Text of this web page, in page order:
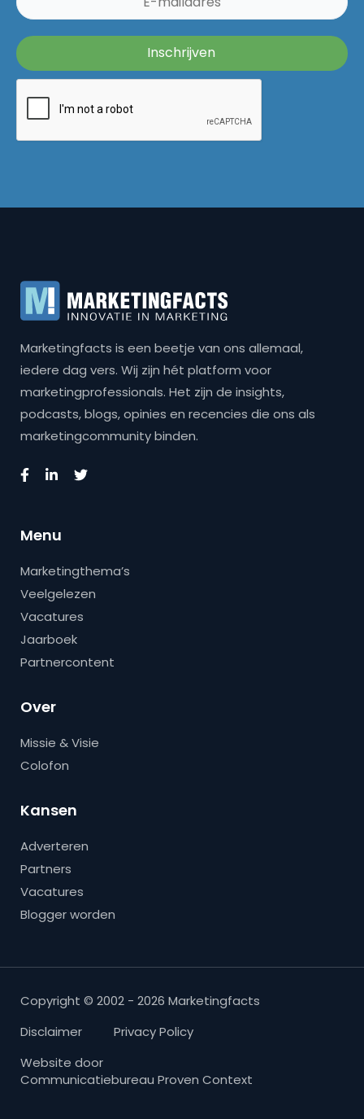
Marketingfacts is een beetje van ons allemaal,
iedere dag vers. Wij zijn hét platform voor
marketingprofessionals. Het zijn de insights,
podcasts, blogs, opinies en recencies die ons als
marketingcommunity binden.
Menu
Marketingthema’s
Veelgelezen
Vacatures
Jaarboek
Partnercontent
Over
Missie & Visie
Colofon
Kansen
Adverteren
Partners
Vacatures
Blogger worden
Copyright © 2002 - 2026 Marketingfacts
Disclaimer
Privacy Policy
Website door
Communicatiebureau Proven Context